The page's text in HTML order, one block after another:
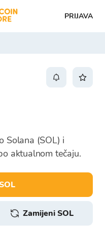
PRIJAVA
Solana (SOL) i
aktualnom tečaju.
Zamijeni SOL